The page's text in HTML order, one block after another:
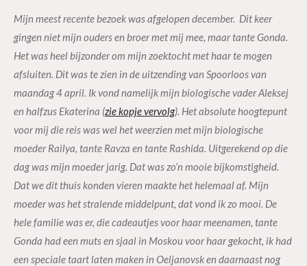
Mijn meest recente bezoek was afgelopen december. Dit keer
gingen niet mijn ouders en broer met mij mee, maar tante Gonda.
Het was heel bijzonder om mijn zoektocht met haar te mogen
afsluiten. Dit was te zien in de uitzending van Spoorloos van
maandag 4 april. Ik vond namelijk mijn biologische vader Aleksej
en halfzus Ekaterina (zie kopje vervolg). Het absolute hoogtepunt
voor mij die reis was wel het weerzien met mijn biologische
moeder Railya, tante Ravza en tante Rashida. Uitgerekend op die
dag was mijn moeder jarig. Dat was zo’n mooie bijkomstigheid.
Dat we dit thuis konden vieren maakte het helemaal af. Mijn
moeder was het stralende middelpunt, dat vond ik zo mooi. De
hele familie was er, die cadeautjes voor haar meenamen, tante
Gonda had een muts en sjaal in Moskou voor haar gekocht, ik had
een speciale taart laten maken in Oeljanovsk en daarnaast nog